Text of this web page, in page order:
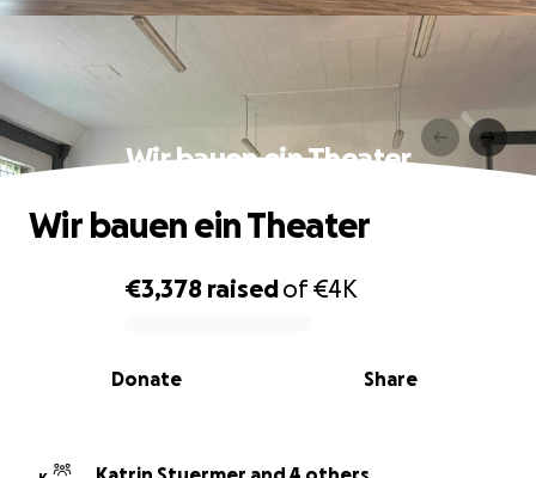
Wir bauen ein Theater
0% complete
€3,378 raisedof€4K
Share
Donate
Wir bauen ein Theater